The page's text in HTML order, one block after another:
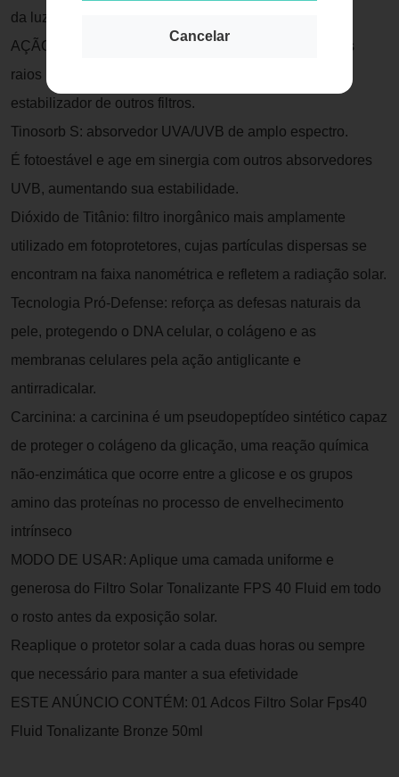
Cancelar
da luz visível
AÇÃO/ATIVOS: Tinosorb M: excelente absorvedor dos
raios UVA longo e UVB, extremamente fotoestável e
estabilizador de outros filtros.
Tinosorb S: absorvedor UVA/UVB de amplo espectro.
É fotoestável e age em sinergia com outros absorvedores
UVB, aumentando sua estabilidade.
Dióxido de Titânio: filtro inorgânico mais amplamente
utilizado em fotoprotetores, cujas partículas dispersas se
encontram na faixa nanométrica e refletem a radiação solar.
Tecnologia Pró-Defense: reforça as defesas naturais da
pele, protegendo o DNA celular, o colágeno e as
membranas celulares pela ação antiglicante e
antirradicalar.
Carcinina: a carcinina é um pseudopeptídeo sintético capaz
de proteger o colágeno da glicação, uma reação química
não-enzimática que ocorre entre a glicose e os grupos
amino das proteínas no processo de envelhecimento
intrínseco
MODO DE USAR: Aplique uma camada uniforme e
generosa do Filtro Solar Tonalizante FPS 40 Fluid em todo
o rosto antes da exposição solar.
Reaplique o protetor solar a cada duas horas ou sempre
que necessário para manter a sua efetividade
ESTE ANÚNCIO CONTÉM: 01 Adcos Filtro Solar Fps40
Fluid Tonalizante Bronze 50ml